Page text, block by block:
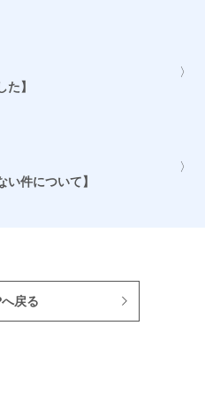
た】
い件について】
戻る